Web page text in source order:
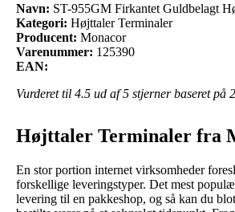
Navn: ST-955GM Firkantet Guldbelagt
Kategori: Højttaler Terminaler
Producent: Monacor
Varenummer: 125390
EAN:
Vurderet til 4.5 ud af 5 stjerner baseret på
Højttaler Terminaler fra
En stor portion internet virksomheder
forskellige leveringstyper. Det mest
levering til en pakkeshop, og så kan du